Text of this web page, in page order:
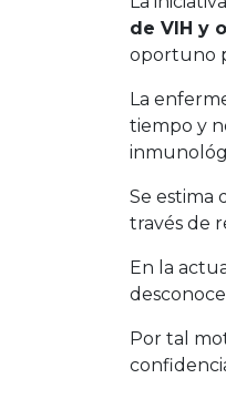
de VIH y
oportuno
La
tiempo y
Se estima
través de
En la
Por tal